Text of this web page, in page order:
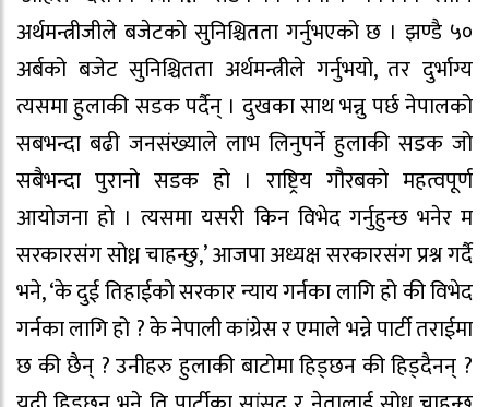
अर्थमन्त्रीजीले बजेटको सुनिश्चितता गर्नुभएको छ । झण्डै ५०
अर्बको बजेट सुनिश्चितता अर्थमन्त्रीले गर्नुभयो, तर दुर्भाग्य
त्यसमा हुलाकी सडक पर्दैन् । दुखका साथ भन्नु पर्छ नेपालको
सबभन्दा बढी जनसंख्याले लाभ लिनुपर्ने हुलाकी सडक जो
सबैभन्दा पुरानो सडक हो । राष्ट्रिय गौरबको महत्वपूर्ण
आयोजना हो । त्यसमा यसरी किन विभेद गर्नुहुन्छ भनेर म
सरकारसंग सोध्न चाहन्छु,’ आजपा अध्यक्ष सरकारसंग प्रश्न गर्दै
भने, ‘के दुई तिहाईको सरकार न्याय गर्नका लागि हो की विभेद
गर्नका लागि हो ? के नेपाली कांग्रेस र एमाले भन्ने पार्टी तराईमा
छ की छैन् ? उनीहरु हुलाकी बाटोमा हिड्छन की हिड्दैनन् ?